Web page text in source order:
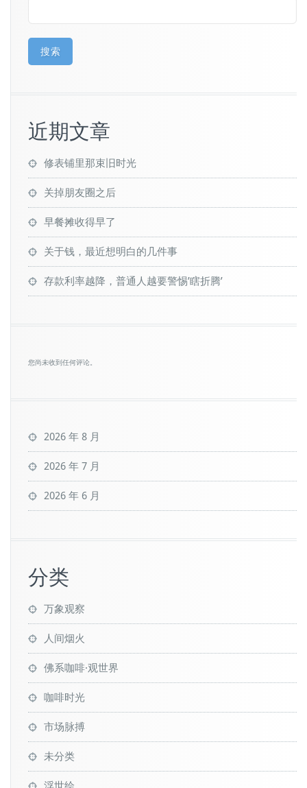
搜索
近期文章
修表铺里那束旧时光
关掉朋友圈之后
早餐摊收得早了
关于钱，最近想明白的几件事
存款利率越降，普通人越要警惕’瞎折腾’
您尚未收到任何评论。
2026 年 8 月
2026 年 7 月
2026 年 6 月
分类
万象观察
人间烟火
佛系咖啡·观世界
咖啡时光
市场脉搏
未分类